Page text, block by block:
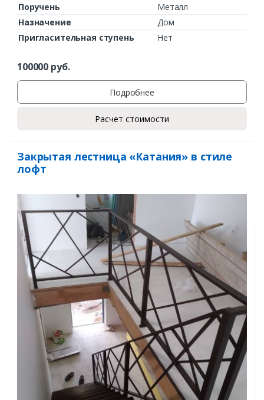
Поручень
Металл
Назначение
Дом
Пригласительная ступень
Нет
100000 руб.
Подробнее
Расчет стоимости
Закрытая лестница «Катания» в стиле
лофт